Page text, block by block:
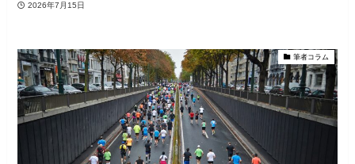
2026年7月15日
筆者コラム